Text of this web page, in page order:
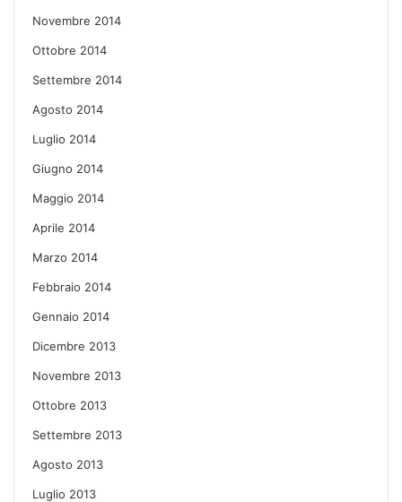
Novembre 2014
Ottobre 2014
Settembre 2014
Agosto 2014
Luglio 2014
Giugno 2014
Maggio 2014
Aprile 2014
Marzo 2014
Febbraio 2014
Gennaio 2014
Dicembre 2013
Novembre 2013
Ottobre 2013
Settembre 2013
Agosto 2013
Luglio 2013